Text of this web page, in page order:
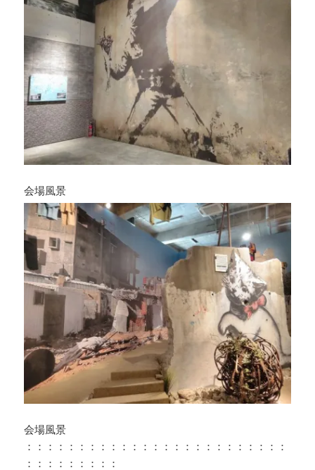
会場風景
会場風景
：：：：：：：：：：：：：：：：：：：：：：：：：
：：：：：：：：：